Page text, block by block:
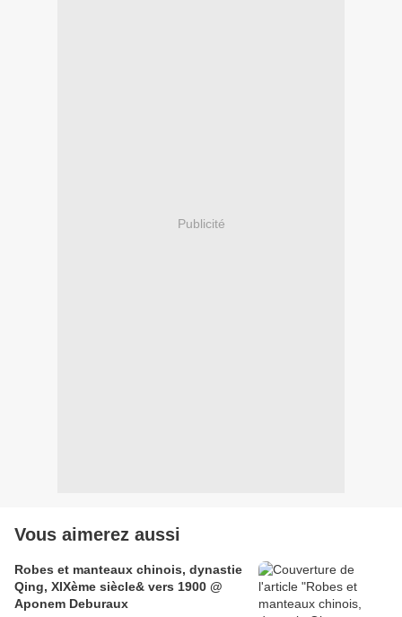
Publicité
Vous aimerez aussi
Robes et manteaux chinois, dynastie
Qing, XIXème siècle& vers 1900 @
Aponem Deburaux